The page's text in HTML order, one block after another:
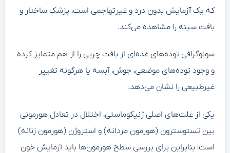
که یک آزمایش بدون درد و غیرتهاجمی است، پزشک ساختار و
بافت سینه را مشاهده می‌کند.
سونوگرافی توده‌های غده‌ای از بافت چربی را از هم متمایز کرده
و وجود توده‌های موضعی، جوش، آبسه یا هرگونه تغییر
غیرطبیعی را نشان می‌دهد.
یکی از علت‌های اصلی ژنیکوماستی، اختلال در تعادل هورمونی
بین تستوسترون (هورمون مردانه) و استروژن (هورمون زنانه)
است؛ بنابراین برای بررسی سطح هورمون‌ها باید آزمایش خون